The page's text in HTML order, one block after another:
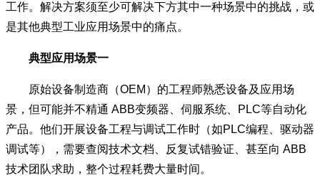
工作。解决方案须至少可解决下方其中一种场景中的挑战，或
是其他典型工业应用场景中的痛点。
典型应用场景一
原始设备制造商（OEM）的工程师熟悉设备及应用场
景，但可能并不精通 ABB变频器、伺服系统、PLC等自动化
产品。他们开展设备工程与调试工作时（如PLC编程、驱动器
调试等），需要查阅技术文档、反复试错验证、甚至向 ABB
技术团队求助，整个过程耗费大量时间。